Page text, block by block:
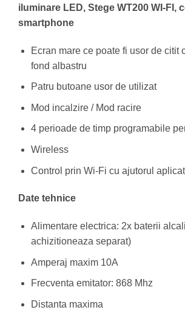
iluminare LED, Stege WT200 WI-FI,
smartphone
Ecran mare ce poate fi usor de citit
fond albastru
Patru butoane usor de utilizat
Mod incalzire / Mod racire
4 perioade de timp programabile
Wireless
Control prin Wi-Fi cu ajutorul
Date tehnice
Alimentare electrica: 2x baterii
achizitioneaza separat)
Amperaj maxim 10A
Frecventa emitator: 868 Mhz
Distanta maxima